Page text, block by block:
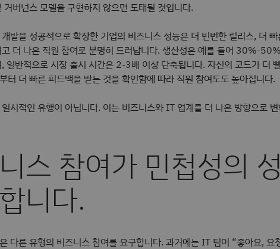
거버넌스 모델을 구현하지 않으면 도태될 것입니다.
발을 성공적으로 확장한 기업의 비즈니스 성능은 더 빈번한 릴리스, 더
더 나은 직원 참여로 분명히 드러납니다. 생산성은 예를 들어 30%-
일반적으로 시장 출시 시간은 2-3배 이상 단축됩니다. 자신의 코드가 더
터 더 빠른 피드백을 받는 것을 확인함에 따라 직원 참여도도 높아집니다.
시적인 유행이 아닙니다. 이는 비즈니스와 IT 업계를 더 나은 방향으로
스 참여가 민첩성의
니다.
다른 유형의 비즈니스 참여를 요구합니다. 과거에는 IT 팀이 “좋아요, 요